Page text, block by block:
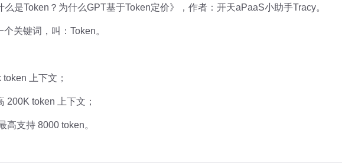
是Token？为什么GPT基于Token定价》，作者：开天aPaaS小助手Tracy。
关键词，叫：Token。
上下文；
200K token 上下文；
高支持 8000 token。